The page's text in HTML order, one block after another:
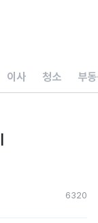
이사 청소 부
6320